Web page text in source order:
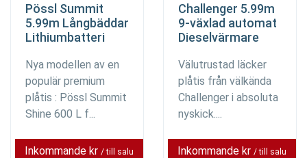
Pössl Summit
5.99m Långbäddar
Lithiumbatteri
Nya modellen av en
populär premium
plåtis : Pössl Summit
Shine 600 L f...
Inkommande kr / till salu
Challenger 5.99m
9-växlad automat
Dieselvärmare
Välutrustad läcker
plåtis från välkända
Challenger i absoluta
nyskick....
Inkommande kr / till salu